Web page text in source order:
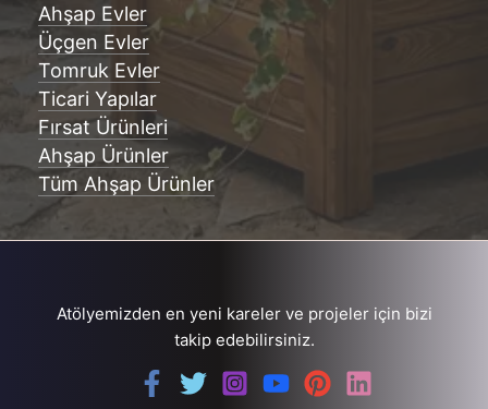
Ahşap Evler
Üçgen Evler
Tomruk Evler
Ticari Yapılar
Fırsat Ürünleri
Ahşap Ürünler
Tüm Ahşap Ürünler
Atölyemizden en yeni kareler ve projeler için bizi
takip edebilirsiniz.